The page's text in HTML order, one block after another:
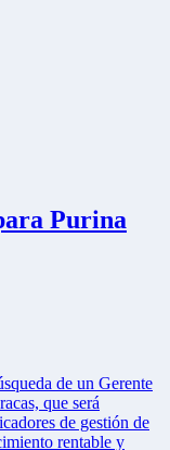
Purina
de un Gerente
que será
de gestión de
rentable y